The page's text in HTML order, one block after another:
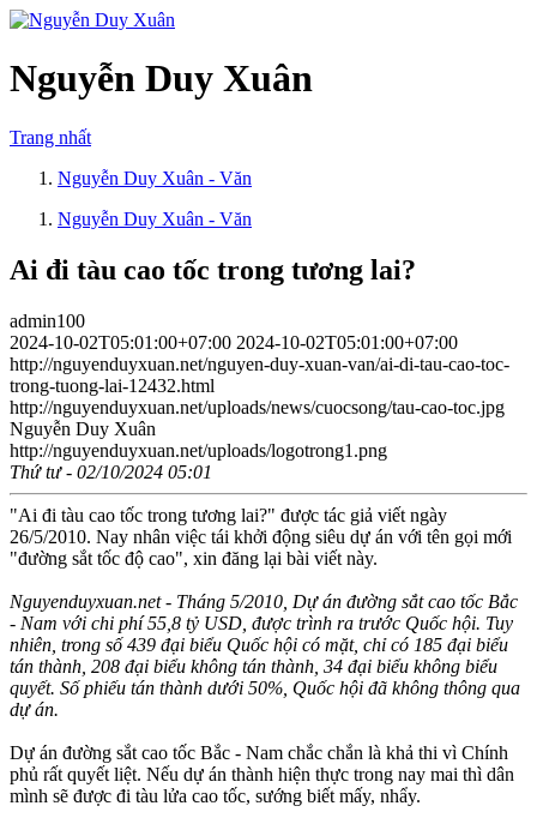
Nguyễn Duy Xuân
Trang nhất
Nguyễn Duy Xuân - Văn
Nguyễn Duy Xuân - Văn
Ai đi tàu cao tốc trong tương lai?
admin100
2024-10-02T05:01:00+07:00 2024-10-02T05:01:00+07:00
http://nguyenduyxuan.net/nguyen-duy-xuan-van/ai-di-tau-cao-toc-
trong-tuong-lai-12432.html
http://nguyenduyxuan.net/uploads/news/cuocsong/tau-cao-toc.jpg
Nguyễn Duy Xuân
http://nguyenduyxuan.net/uploads/logotrong1.png
Thứ tư - 02/10/2024 05:01
"Ai đi tàu cao tốc trong tương lai?" được tác giả viết ngày
26/5/2010. Nay nhân việc tái khởi động siêu dự án với tên gọi mới
"đường sắt tốc độ cao", xin đăng lại bài viết này.
Nguyenduyxuan.net - Tháng 5/2010, Dự án đường sắt cao tốc Bắc
- Nam với chi phí 55,8 tỷ USD, được trình ra trước Quốc hội. Tuy
nhiên, trong số 439 đại biểu Quốc hội có mặt, chỉ có 185 đại biểu
tán thành, 208 đại biểu không tán thành, 34 đại biểu không biểu
quyết. Số phiếu tán thành dưới 50%, Quốc hội đã không thông qua
dự án.
Dự án đường sắt cao tốc Bắc - Nam chắc chắn là khả thi vì Chính
phủ rất quyết liệt. Nếu dự án thành hiện thực trong nay mai thì dân
mình sẽ được đi tàu lửa cao tốc, sướng biết mấy, nhẩy.